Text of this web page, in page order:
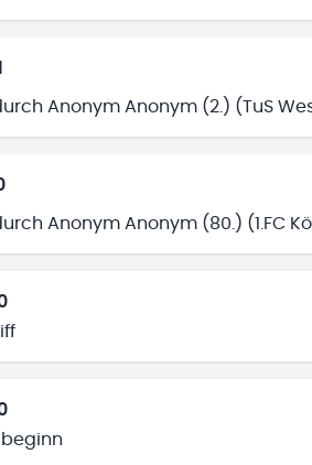
Anonym Anonym (2.) (TuS
Anonym Anonym (80.) (1.FC